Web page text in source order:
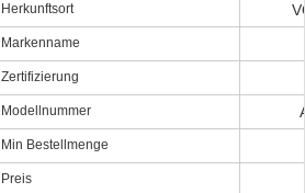
Herkunftsort
Markenname
Zertifizierung
Modellnummer
Min Bestellmenge
Preis